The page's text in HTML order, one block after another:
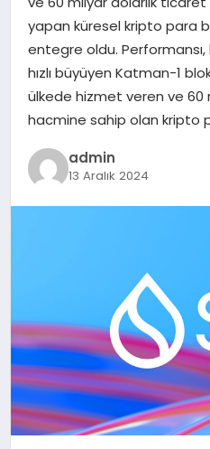
SAĞLIK
SIYASET
SPOR
TEKNOLOJI
yapan küresel kripto para
entegre oldu. Performansı,
hızlı büyüyen Katman-1
ülkede hizmet veren ve 60
hacmine sahip olan kripto
admin
13 Aralık 2024